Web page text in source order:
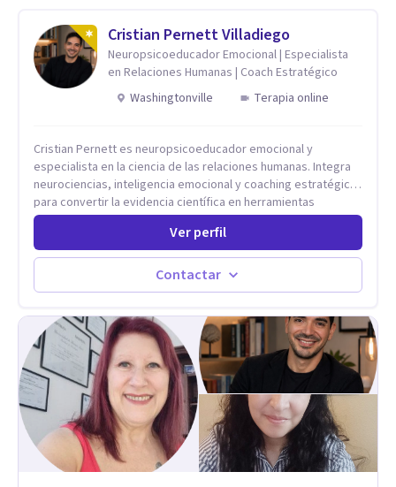
Cristian Pernett Villadiego
Neuropsicoeducador Emocional | Especialista
en Relaciones Humanas | Coach Estratégico
Washingtonville
Terapia online
Cristian Pernett es neuropsicoeducador emocional y
especialista en la ciencia de las relaciones humanas. Integra
neurociencias, inteligencia emocional y coaching estratégico
para convertir la evidencia científica en herramientas
prácticas que mejoran la forma en que las personas viven,
aman, lideran y se comunican. Con más de 20 años de
experiencia, acompaña a personas, parejas y líderes en
procesos de desarrollo personal y profesional. Su trabajo se
centra en la regulación emocional, las relaciones de pareja, la
metodología combina psicología contemporánea,
neurociencias y estrategias de cambio basadas en evidencia
para fortalecer la autoestima, desarrollar habilidades
socioemocionales y promover cambios sostenibles. Como
divulgador científico, acerca la psicología y las neurociencias
a la vida cotidiana mediante contenidos claros, rigurosos y
aplicables, con el propósito de impulsar un bienestar integral.
Ver perfil
Contactar